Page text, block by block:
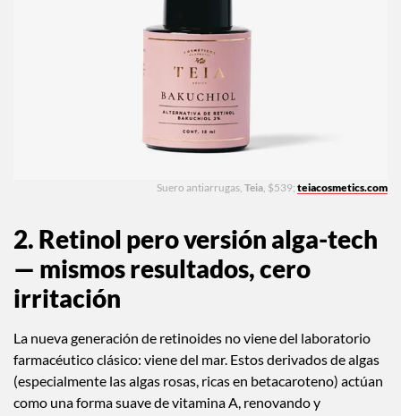
Suero antiarrugas, Teia, $539; teiacosmetics.com
2. Retinol pero versión alga-tech
— mismos resultados, cero
irritación
La nueva generación de retinoides no viene del laboratorio
farmacéutico clásico: viene del mar. Estos derivados de algas
(especialmente las algas rosas, ricas en betacaroteno) actúan
como una forma suave de vitamina A, renovando y